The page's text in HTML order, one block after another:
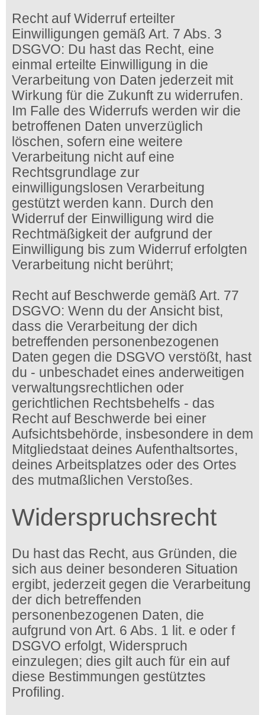
Recht auf Widerruf erteilter
Einwilligungen gemäß Art. 7 Abs. 3
DSGVO: Du hast das Recht, eine
einmal erteilte Einwilligung in die
Verarbeitung von Daten jederzeit mit
Wirkung für die Zukunft zu widerrufen.
Im Falle des Widerrufs werden wir die
betroffenen Daten unverzüglich
löschen, sofern eine weitere
Verarbeitung nicht auf eine
Rechtsgrundlage zur
einwilligungslosen Verarbeitung
gestützt werden kann. Durch den
Widerruf der Einwilligung wird die
Rechtmäßigkeit der aufgrund der
Einwilligung bis zum Widerruf erfolgten
Verarbeitung nicht berührt;
Recht auf Beschwerde gemäß Art. 77
DSGVO: Wenn du der Ansicht bist,
dass die Verarbeitung der dich
betreffenden personenbezogenen
Daten gegen die DSGVO verstößt, hast
du - unbeschadet eines anderweitigen
verwaltungsrechtlichen oder
gerichtlichen Rechtsbehelfs - das
Recht auf Beschwerde bei einer
Aufsichtsbehörde, insbesondere in dem
Mitgliedstaat deines Aufenthaltsortes,
deines Arbeitsplatzes oder des Ortes
des mutmaßlichen Verstoßes.
Widerspruchsrecht
Du hast das Recht, aus Gründen, die
sich aus deiner besonderen Situation
ergibt, jederzeit gegen die Verarbeitung
der dich betreffenden
personenbezogenen Daten, die
aufgrund von Art. 6 Abs. 1 lit. e oder f
DSGVO erfolgt, Widerspruch
einzulegen; dies gilt auch für ein auf
diese Bestimmungen gestütztes
Profiling.